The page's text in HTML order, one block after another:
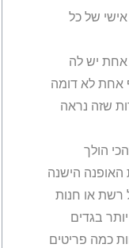
של כל
אחת יש לה
אחת לא דומה
שזה נראה
הולך
האופנה הישנה
רשת או חנות
בגדים
כמה פריטים